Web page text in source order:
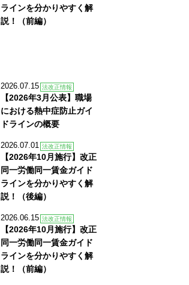
ラインを分かりやすく解
説！（前編）
2026.07.15 法改正情報
【2026年3月公表】職場
における熱中症防止ガイ
ドラインの概要
2026.07.01 法改正情報
【2026年10月施行】改正
同一労働同一賃金ガイド
ラインを分かりやすく解
説！（後編）
2026.06.15 法改正情報
【2026年10月施行】改正
同一労働同一賃金ガイド
ラインを分かりやすく解
説！（前編）